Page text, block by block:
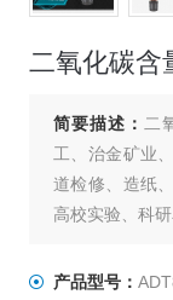
二氧化碳含
简要描述：二
工、治金矿业
道检修、造纸
高校实验、科
产品型号：